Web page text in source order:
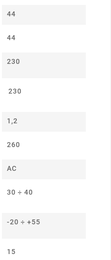
44
44
230
230
1,2
260
AC
30 ÷ 40
-20 ÷ +55
15